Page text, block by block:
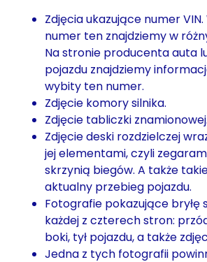
Zdjęcia ukazujące numer
numer ten znajdziemy w
Na stronie producenta auta
pojazdu znajdziemy
wybity ten numer.
Zdjęcie komory silnika.
Zdjęcie tabliczki znamionowej.
Zdjęcie deski rozdzielczej
jej elementami, czyli
skrzynią biegów. A także
aktualny przebieg pojazdu.
Fotografie pokazujące bryłę
każdej z czterech stron:
boki, tył pojazdu, a także
Jedna z tych fotografii